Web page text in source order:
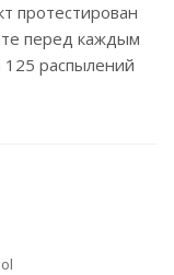
протестирован
перед каждым
125 распылений